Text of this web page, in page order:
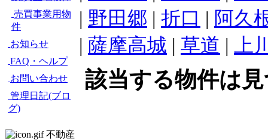
売買事業用物
件
お知らせ
FAQ・ヘルプ
お問い合わせ
管理日記(ブロ
グ)
不動産
| 野田郷 | 折口 | 阿久
| 薩摩高城 | 草道 | 上
該当する物件は